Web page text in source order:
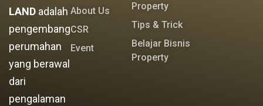
LAND adalah
pengembang
perumahan
yang berawal
dari
pengalaman
About Us
CSR
Event
Property
Tips & Trick
Belajar Bisnis
Property